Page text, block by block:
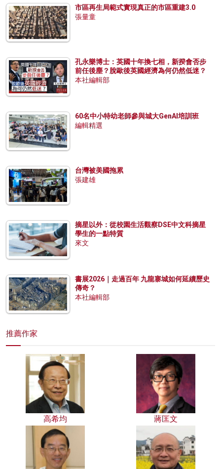
市區再生局範式實現真正的市區重建3.0
張量童
孔永樂博士：英國十年換七相，新揆會否步
前任後塵？脫歐後英國經濟為何仍然低迷？
本社編輯部
60名中小特幼老師參與城大GenAI培訓班
編輯精選
台灣被美國拖累
張建雄
摘星以外：從校園生活觀察DSE中文科摘星
學生的一點特質
來文
書展2026｜走過百年 九龍寨城如何延續歷史
傳奇？
本社編輯部
推薦作家
高希均 蔣匡文